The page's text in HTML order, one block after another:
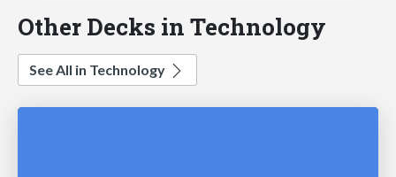
Other Decks in Technology
See All in Technology